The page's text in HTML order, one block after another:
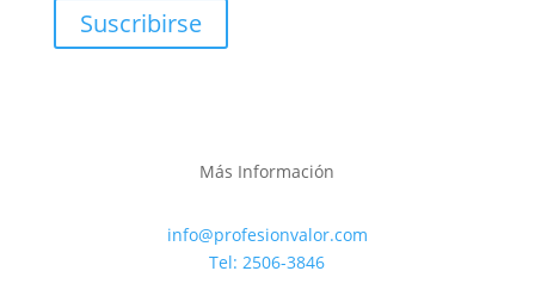
Suscribirse
Más Información
info@profesionvalor.com
Tel: 2506-3846